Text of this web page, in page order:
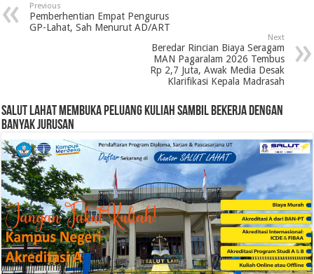
Previous
Pemberhentian Empat Pengurus
GP-Lahat, Sah Menurut AD/ART
Next
Beredar Rincian Biaya Seragam
MAN Pagaralam 2026 Tembus
Rp 2,7 Juta, Awak Media Desak
Klarifikasi Kepala Madrasah
SALUT LAHAT MEMBUKA PELUANG KULIAH SAMBIL BEKERJA DENGAN
BANYAK JURUSAN